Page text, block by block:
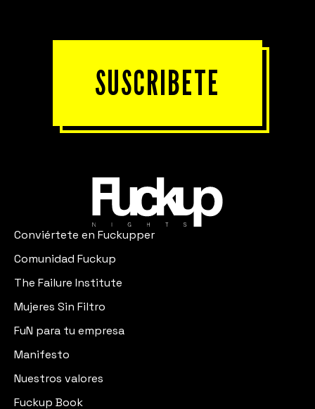
SUSCRIBETE
Conviértete en Fuckupper
Comunidad Fuckup
The Failure Institute
Mujeres Sin Filtro
FuN para tu empresa
Manifesto
Nuestros valores
Fuckup Book